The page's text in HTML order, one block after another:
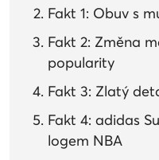
Fakt 1: Obuv s
Fakt 2: Změna
popularity
Fakt 3: Zlatý
Fakt 4: adidas
logem NBA